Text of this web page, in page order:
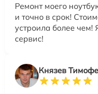
Ремонт моего
и точно в срок!
устроила более
сервис!
Князев